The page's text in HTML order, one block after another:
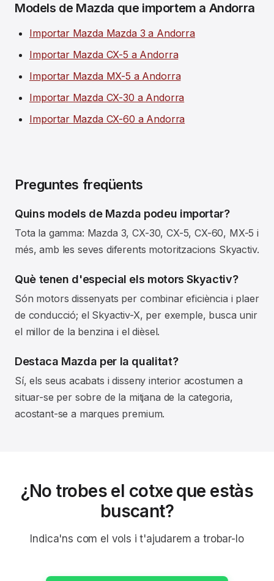
Models de Mazda que importem a Andorra
Importar Mazda Mazda 3 a Andorra
Importar Mazda CX-5 a Andorra
Importar Mazda MX-5 a Andorra
Importar Mazda CX-30 a Andorra
Importar Mazda CX-60 a Andorra
Preguntes freqüents
Quins models de Mazda podeu importar?
Tota la gamma: Mazda 3, CX-30, CX-5, CX-60, MX-5 i
més, amb les seves diferents motoritzacions Skyactiv.
Què tenen d'especial els motors Skyactiv?
Són motors dissenyats per combinar eficiència i plaer
de conducció; el Skyactiv-X, per exemple, busca unir
el millor de la benzina i el dièsel.
Destaca Mazda per la qualitat?
Sí, els seus acabats i disseny interior acostumen a
situar-se per sobre de la mitjana de la categoria,
acostant-se a marques premium.
¿No trobes el cotxe que estàs
buscant?
Indica'ns com el vols i t'ajudarem a trobar-lo